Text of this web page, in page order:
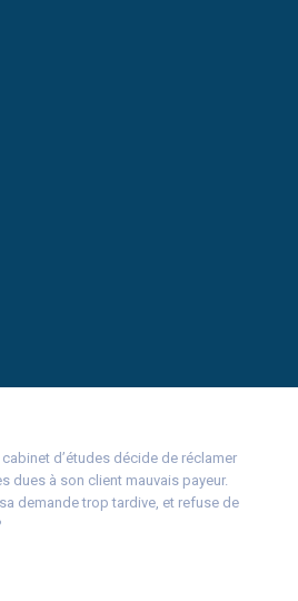
d’études décide de réclamer
dues à son client mauvais payeur.
demande trop tardive, et refuse de